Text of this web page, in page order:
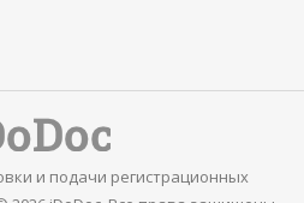
и подачи регистрационных